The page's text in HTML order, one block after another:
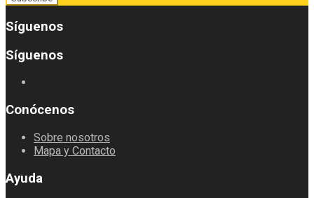
Síguenos
Síguenos
Conócenos
Sobre nosotros
Mapa y Contacto
Ayuda